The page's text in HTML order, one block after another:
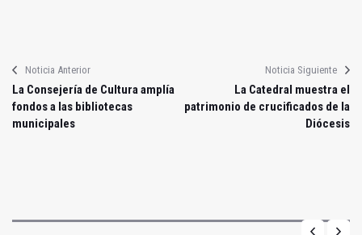
Noticia Anterior
La Consejería de Cultura amplía
fondos a las bibliotecas
municipales
Noticia Siguiente
La Catedral muestra el
patrimonio de crucificados de la
Diócesis